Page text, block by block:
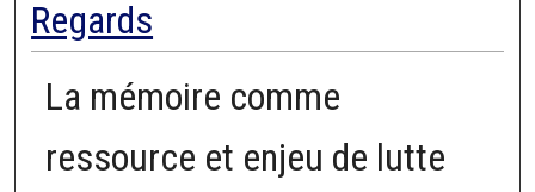
Regards
La mémoire comme
ressource et enjeu de lutte